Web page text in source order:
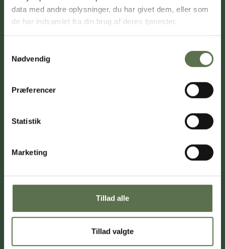
data med andre oplysninger, du har givet dem, eller som
de har indsamlet fra din brug af deres tjenester.
Nødvendig
Præferencer
Statistik
Marketing
Tillad alle
Tillad valgte
Havregryn, grovvalsede
Økologiske Havregryn, grovvalsede
Økologiske Havregryn, finvalsede
Økologiske Rugkerner
Kontakt